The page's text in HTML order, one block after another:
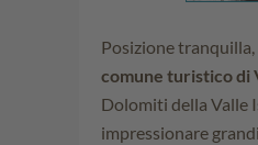
Posizione
comune turistico di
Dolomiti della Valle
impressionare